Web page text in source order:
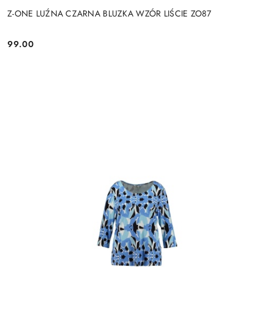
Z-ONE LUŹNA CZARNA BLUZKA WZÓR LIŚCIE ZO87
Cena:
99.00